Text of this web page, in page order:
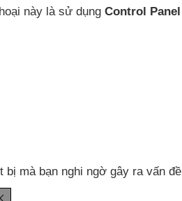
này là sử dụng Control Panel
bị mà bạn nghi ngờ gây ra vấn đề